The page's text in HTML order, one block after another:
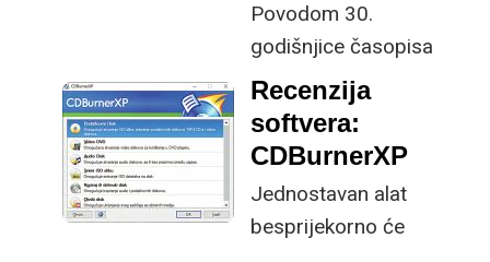
Povodom 30.
godišnjice časopisa
VIDI donosimo vam
pregled najvažnijih
događanja u svijetu
u našem časopisu,
Recenzija
softvera:
CDBurnerXP
Jednostavan alat
besprijekorno će